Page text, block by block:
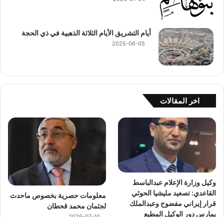
أيام التشريق الأيام الثلاثة الذهبية في ذي الحجة
2025-06-05
اخر المقالات
وكيل وزارة الإعلام عبدالباسط
القاعدي: تصعيد مليشيا الحوثي
قرار إيراني مفضوح وعبدالملك
يمارس دور الوكيل المطيع
معلومات حصرية بخصوص ماحدث
لجثمان محمد قحطان